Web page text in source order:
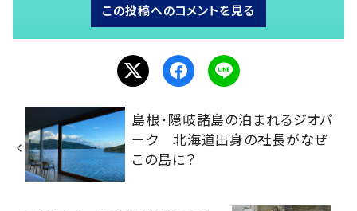
この投稿へのコメントを見る
島根・隠岐諸島の泊まれるジオパ
ーク 北海道出身の社長がなぜ
この島に？